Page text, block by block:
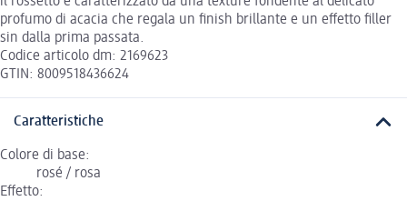
profumo di acacia che regala un finish brillante e un effetto filler
sin dalla prima passata.
Codice articolo dm: 2169623
GTIN: 8009518436624
Caratteristiche
Colore di base:
rosé / rosa
Effetto: